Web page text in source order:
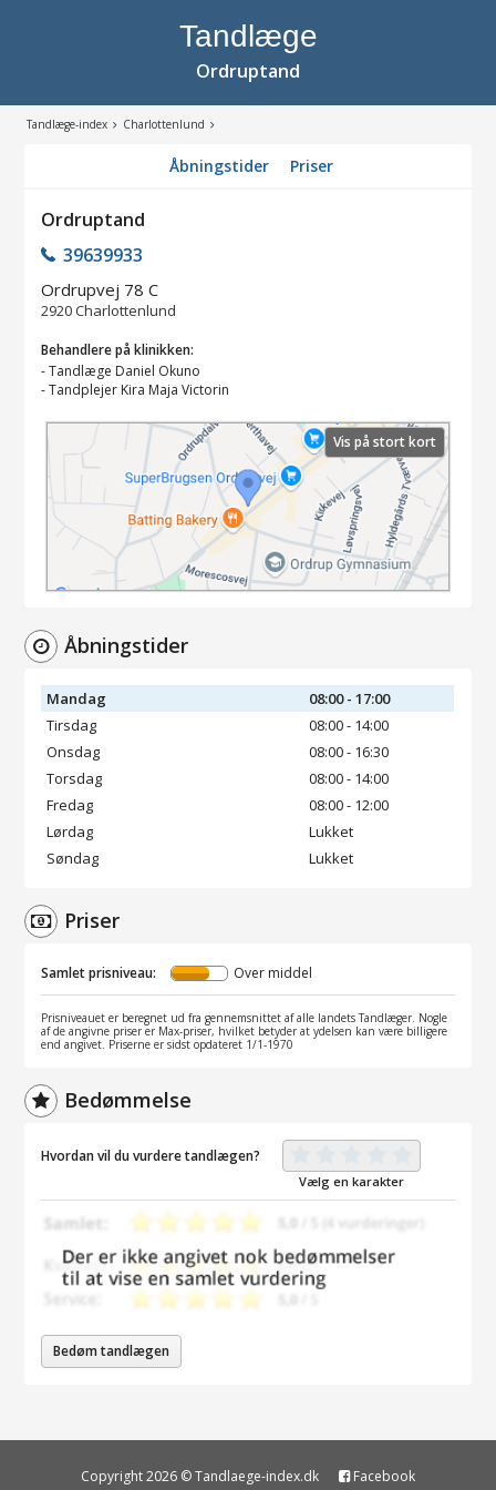
Tandlæge
Ordruptand
Tandlæge-index Charlottenlund
Åbningstider Priser
Ordruptand
39639933
Ordrupvej 78 C
2920Charlottenlund
Behandlere på klinikken:
-Tandlæge Daniel Okuno
-Tandplejer Kira Maja Victorin
Vis på stort kort
Åbningstider
Mandag
08:00 - 17:00
Tirsdag
08:00 - 14:00
Onsdag
08:00 - 16:30
Torsdag
08:00 - 14:00
Fredag
08:00 - 12:00
Lørdag
Lukket
Søndag
Lukket
Priser
Samlet prisniveau: Over middel
Prisniveauet er beregnet ud fra gennemsnittet af alle landets Tandlæger. Nogle
af de angivne priser er Max-priser, hvilket betyder at ydelsen kan være billigere
end angivet. Priserne er sidst opdateret 1/1-1970
Bedømmelse
Hvordan vil du vurdere tandlægen?
Vælg en karakter
Bedøm tandlægen
Copyright 2026 © Tandlaege-index.dk Facebook